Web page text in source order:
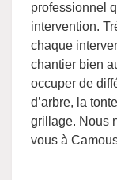
professionnel
intervention.
chaque
chantier bien
occuper de
d’arbre, la
grillage. Nous
vous à